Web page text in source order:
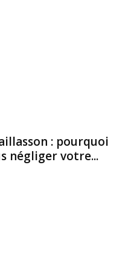
: pourquoi
négliger votre...